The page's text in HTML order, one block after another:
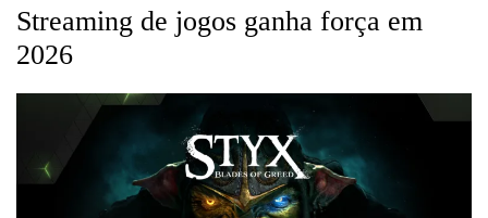
Streaming de jogos ganha força em
2026